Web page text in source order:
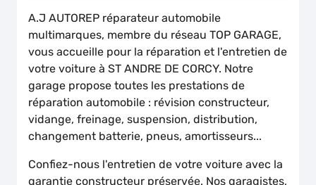
A.J AUTOREP réparateur automobile
multimarques, membre du réseau TOP GARAGE,
vous accueille pour la réparation et l'entretien de
votre voiture à ST ANDRE DE CORCY. Notre
garage propose toutes les prestations de
réparation automobile : révision constructeur,
vidange, freinage, suspension, distribution,
changement batterie, pneus, amortisseurs...
Confiez-nous l'entretien de votre voiture avec la
garantie constructeur préservée. Nos garagistes,